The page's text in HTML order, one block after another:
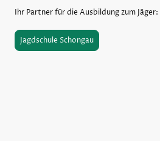
Ihr Partner für die Ausbildung zum Jäger:
Jagdschule Schongau